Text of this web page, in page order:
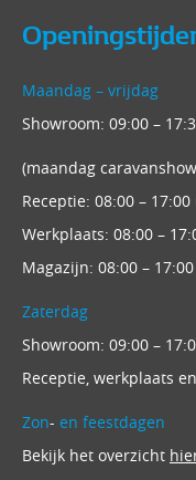
Maandag – vrijdag
Showroom: 09:00 –
(maandag
Receptie: 08:00 –
Werkplaats: 08:00 –
Magazijn: 08:00 –
Zaterdag
Showroom: 09:00 –
Receptie, werkplaats
Zon- en feestdagen
Bekijk het overzicht